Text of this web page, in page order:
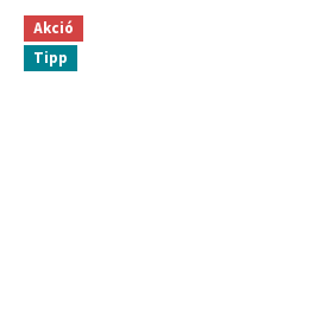
Akció
Tipp